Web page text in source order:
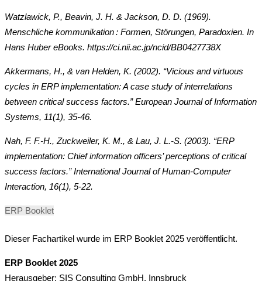
Watzlawick, P., Beavin, J. H. & Jackson, D. D. (1969).
Menschliche kommunikation : Formen, Störungen, Paradoxien. In
Hans Huber eBooks. https://ci.nii.ac.jp/ncid/BB0427738X
Akkermans, H., & van Helden, K. (2002). “Vicious and virtuous
cycles in ERP implementation: A case study of interrelations
between critical success factors.” European Journal of Information
Systems, 11(1), 35-46.
Nah, F. F.-H., Zuckweiler, K. M., & Lau, J. L.-S. (2003). “ERP
implementation: Chief information officers’ perceptions of critical
success factors.” International Journal of Human-Computer
Interaction, 16(1), 5-22.
ERP Booklet
Dieser Fachartikel wurde im ERP Booklet 2025 veröffentlicht.
ERP Booklet 2025
Herausgeber: SIS Consulting GmbH, Innsbruck